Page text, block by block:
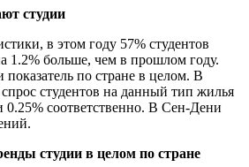
студии
в этом году 57% студентов
1.2% больше, чем в прошлом году.
по стране в целом. В
студентов на данный тип жилья
0.25% соответственно. В Сен-Дени
студии в целом по стране